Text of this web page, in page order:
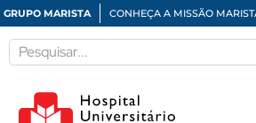
GRUPO MARISTA CONHEÇA A MISSÃO